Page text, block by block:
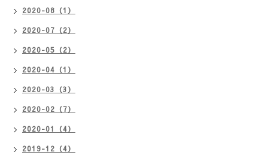
2020-08（1）
2020-07（2）
2020-05（2）
2020-04（1）
2020-03（3）
2020-02（7）
2020-01（4）
2019-12（4）